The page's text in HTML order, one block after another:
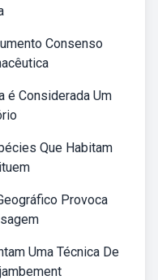
Consenso
é Considerada Um
Que Habitam
Provoca
Uma Técnica De